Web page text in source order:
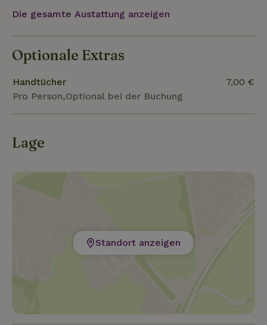
Die gesamte Austattung anzeigen
Optionale Extras
Handtücher
Pro Person,Optional bei der Buchung
7,00 €
Lage
Standort anzeigen